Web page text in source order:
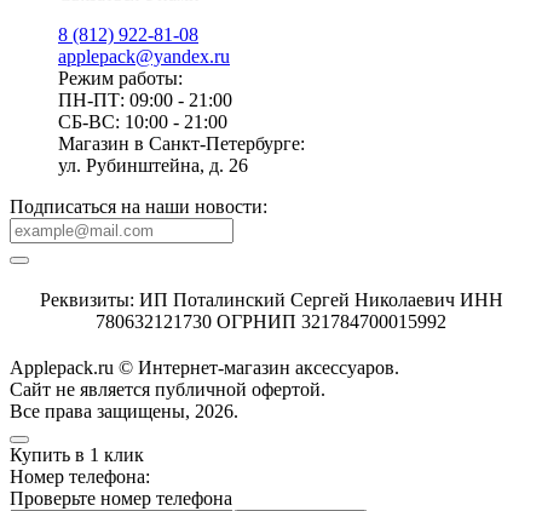
8 (812) 922-81-08
applepack@yandex.ru
Режим работы:
ПН-ПТ: 09:00 - 21:00
СБ-ВС: 10:00 - 21:00
Магазин в Санкт-Петербурге:
ул. Рубинштейна, д. 26
Подписаться на наши новости:
Реквизиты: ИП Поталинский Сергей Николаевич ИНН
780632121730 ОГРНИП 321784700015992
Applepack.ru © Интернет-магазин аксессуаров.
Cайт не является публичной офертой.
Все права защищены, 2026.
Купить в 1 клик
Номер телефона:
Проверьте номер телефона